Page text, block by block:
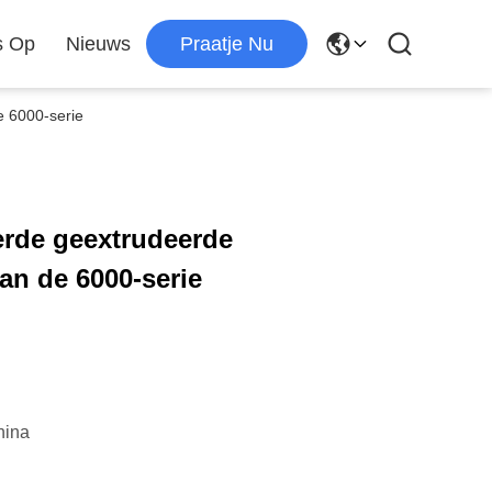
Op Nieuws Praatje Nu
6000-serie
geextrudeerde
de 6000-serie